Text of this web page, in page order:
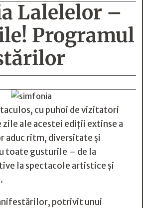
Lalelelor –
Programul
cu puhoi de vizitatori
ale acestei ediții extinse a
aduc ritm, diversitate și
toate gusturile – de la
la spectacole artistice și
potrivit unui